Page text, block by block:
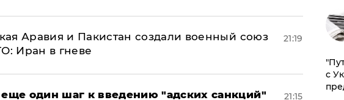
Аравия и Пакистан создали военный союз
Иран в гневе
21:19
один шаг к введению "адских санкций"
21:15
с